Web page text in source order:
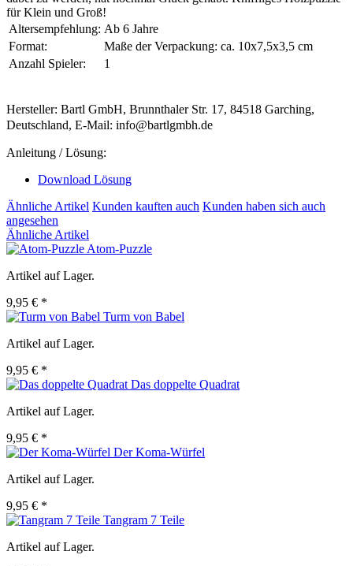
für Klein und Groß!
Altersempfehlung: Ab 6 Jahre
Format:
Maße der Verpackung: ca. 10x7,5x3,5 cm
Anzahl Spieler:
1
Hersteller: Bartl GmbH, Brunnthaler Str. 17, 84518 Garching,
Deutschland, E-Mail: info@bartlgmbh.de
Anleitung / Lösung:
Download Lösung
Ähnliche Artikel Kunden kauften auch Kunden haben sich auch
angesehen
Ähnliche Artikel
Atom-Puzzle
Artikel auf Lager.
9,95 € *
Turm von Babel
Artikel auf Lager.
9,95 € *
Das doppelte Quadrat
Artikel auf Lager.
9,95 € *
Der Koma-Würfel
Artikel auf Lager.
9,95 € *
Tangram 7 Teile
Artikel auf Lager.